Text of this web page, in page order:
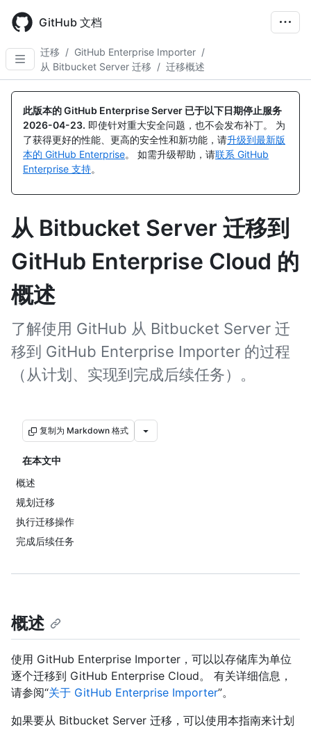
main
content
GitHub 文档
迁移 / GitHub Enterprise Importer /
从 Bitbucket Server 迁移 / 迁移概述
此版本的 GitHub Enterprise Server 已于以下日期停止服务
2026-04-23. 即使针对重大安全问题，也不会发布补丁。 为
了获得更好的性能、更高的安全性和新功能，请升级到最新版
本的 GitHub Enterprise。 如需升级帮助，请联系 GitHub
Enterprise 支持。
从 Bitbucket Server 迁移到
GitHub Enterprise Cloud 的
概述
了解使用 GitHub 从 Bitbucket Server 迁
移到 GitHub Enterprise Importer 的过程
（从计划、实现到完成后续任务）。
复制为 Markdown 格式
在本文中
概述
规划迁移
执行迁移操作
完成后续任务
概述
使用 GitHub Enterprise Importer，可以以存储库为单位
逐个迁移到 GitHub Enterprise Cloud。 有关详细信息，
请参阅“关于 GitHub Enterprise Importer”。
如果要从 Bitbucket Server 迁移，可以使用本指南来计划